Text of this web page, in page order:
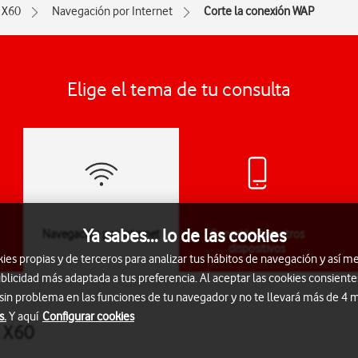
X60 Navegación por Internet Corte la conexión WAP
Elige el tema de tu consulta
Navegación por Internet
Conexión con otros
dispositivos
Ya sabes... lo de las cookies
propias y de terceros para analizar tus hábitos de navegación y así
más adaptada a tus preferencia. Al aceptar las cookies
problema en las funciones de tu navegador y no te llevará más de 4
Y aquí Configurar cookies